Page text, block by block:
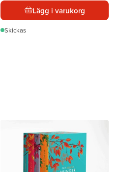
Lägg i varukorg
Skickas